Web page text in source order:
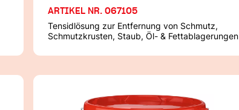
ARTIKEL NR. 067105
Tensidlösung zur Entfernung von Schmutz,
Schmutzkrusten, Staub, Öl- & Fettablagerungen